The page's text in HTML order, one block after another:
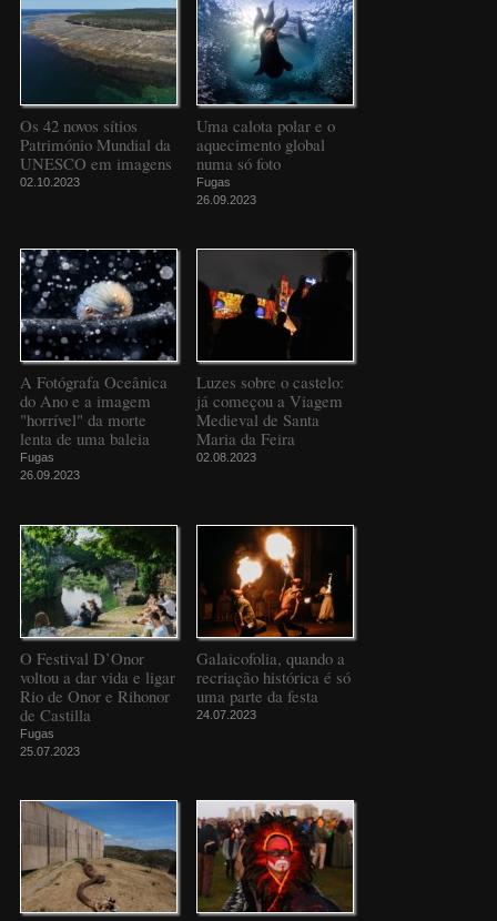
Os 42 novos sítios
Património Mundial da
UNESCO em imagens
02.10.2023
Uma calota polar e o
aquecimento global
numa só foto
Fugas
26.09.2023
A Fotógrafa Oceânica
do Ano e a imagem
"horrível" da morte
lenta de uma baleia
Fugas
26.09.2023
Luzes sobre o castelo:
já começou a Viagem
Medieval de Santa
Maria da Feira
02.08.2023
O Festival D’Onor
voltou a dar vida e ligar
Rio de Onor e Rihonor
de Castilla
Fugas
25.07.2023
Galaicofolia, quando a
recriação histórica é só
uma parte da festa
24.07.2023